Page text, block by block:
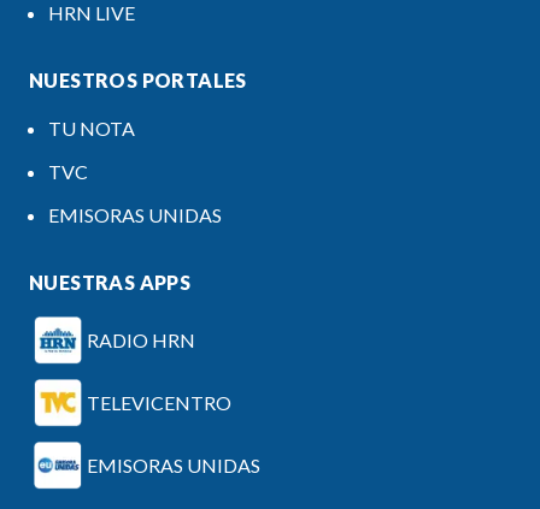
HRN LIVE
NUESTROS PORTALES
TU NOTA
TVC
EMISORAS UNIDAS
NUESTRAS APPS
RADIO HRN
TELEVICENTRO
EMISORAS UNIDAS